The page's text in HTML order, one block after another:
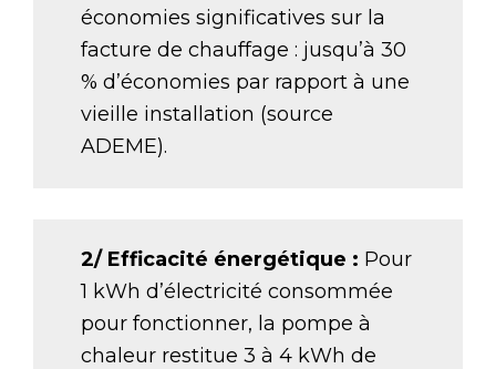
économies significatives sur la
facture de chauffage : jusqu’à 30
% d’économies par rapport à une
vieille installation (source
ADEME).
2/ Efficacité énergétique : Pour
1 kWh d’électricité consommée
pour fonctionner, la pompe à
chaleur restitue 3 à 4 kWh de